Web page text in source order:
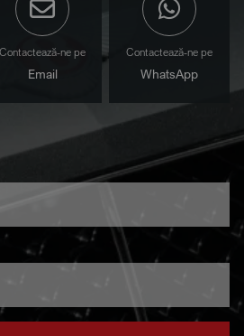
Contactează-ne pe
Email
Contactează-ne pe
WhatsApp